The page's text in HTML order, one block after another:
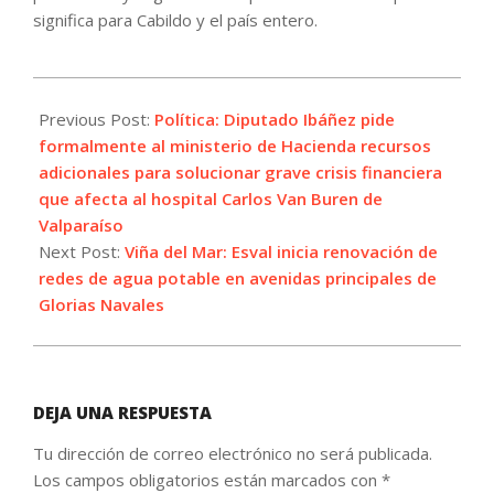
significa para Cabildo y el país entero.
09-
30
Previous Post: Política: Diputado Ibáñez pide
formalmente al ministerio de Hacienda recursos
adicionales para solucionar grave crisis financiera
que afecta al hospital Carlos Van Buren de
Valparaíso
Next Post: Viña del Mar: Esval inicia renovación de
redes de agua potable en avenidas principales de
Glorias Navales
DEJA UNA RESPUESTA
Tu dirección de correo electrónico no será publicada.
Los campos obligatorios están marcados con *